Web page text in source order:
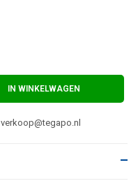
IN WINKELWAGEN
verkoop@tegapo.nl